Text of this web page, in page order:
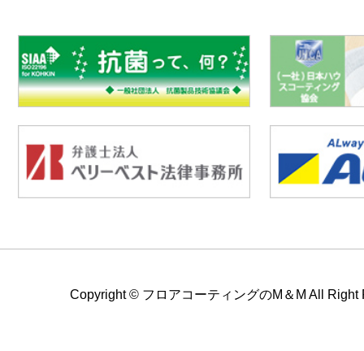
Copyright © フロアコーティングのM＆M All Right